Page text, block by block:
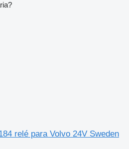
relé para Volvo 24V Sweden